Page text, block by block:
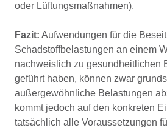
oder Lüftungsmaßnahmen).
Fazit: Aufwendungen für die
Schadstoffbelastungen an einem
nachweislich zu gesundheitlichen
geführt haben, können zwar
außergewöhnliche Belastungen
kommt jedoch auf den konkreten
tatsächlich alle Voraussetzungen